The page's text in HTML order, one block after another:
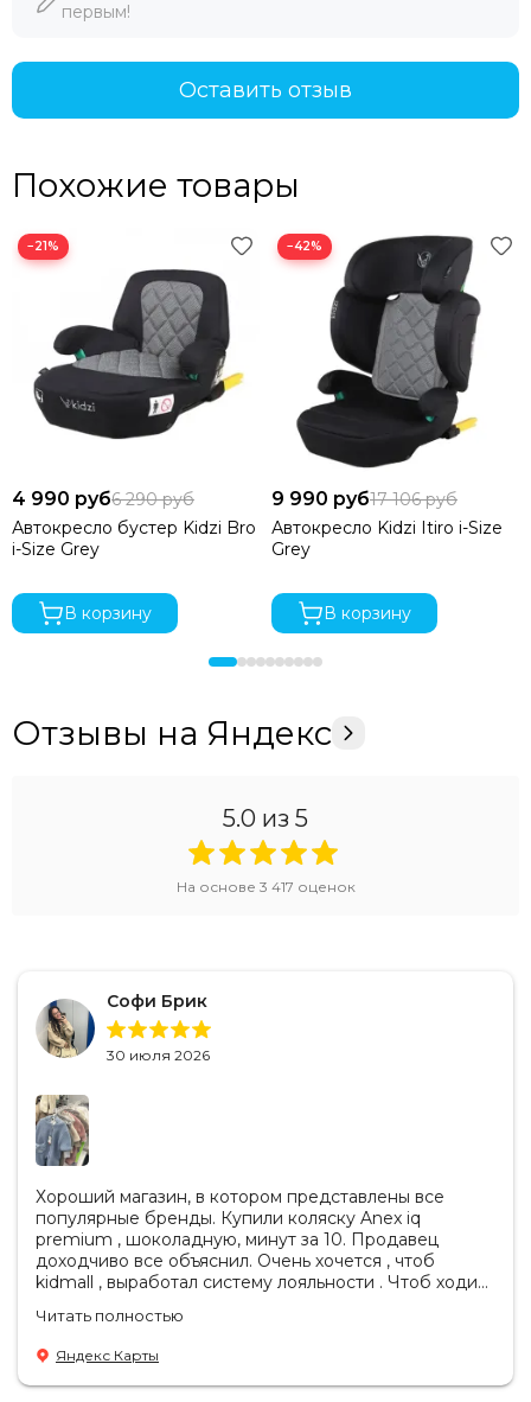
первым!
Оставить отзыв
Похожие товары
−21%
4 990 руб6 290 руб
Автокресло бустер Kidzi Bro
i-Size Grey
В корзину
−42%
9 990 руб17 106 руб
Автокресло Kidzi Itiro i-Size
Grey
В корзину
Отзывы на Яндекс
5.0 из 5
На основе 3 417 оценок
Софи Брик
30 июля 2026
Хороший магазин, в котором представлены все
популярные бренды. Купили коляску Anex iq
premium , шоколадную, минут за 10. Продавец
доходчиво все объяснил. Очень хочется , чтоб
kidmall , выработал систему лояльности . Чтоб ходить
Читать полностью
Яндекс Карты